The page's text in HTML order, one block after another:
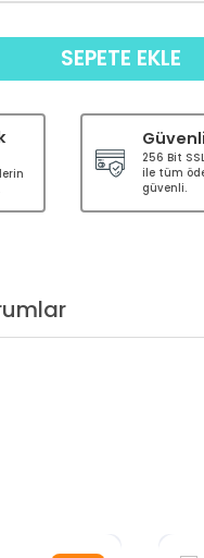
SEPETE EKLE
256 Bit
ile tüm
güvenli.